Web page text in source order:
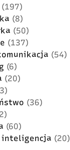
(197)
(8)
(50)
(137)
(54)
(6)
(20)
(36)
(60)
inteligencja (20)